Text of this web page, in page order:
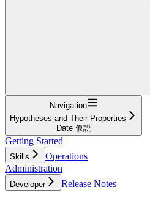
Navigation
Hypotheses and Their Properties
Date 仮説
Getting Started
Skills
Operations
Administration
Developer Release Notes